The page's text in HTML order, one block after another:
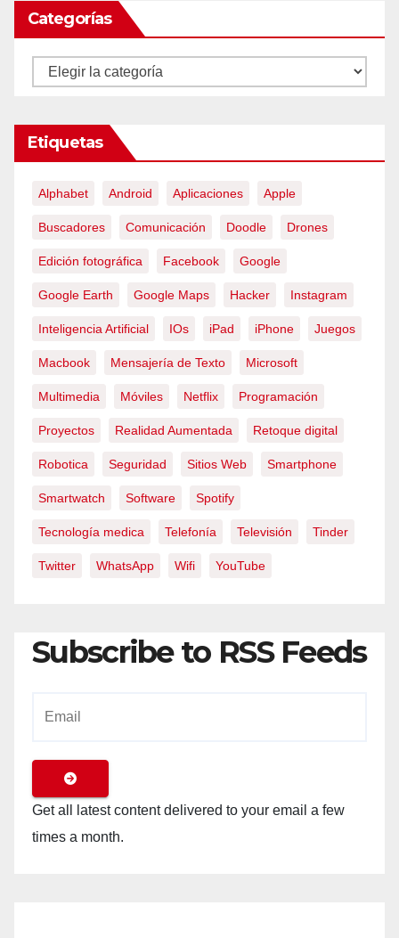
Categorías
Categorías
Etiquetas
Alphabet Android Aplicaciones Apple
Buscadores Comunicación Doodle Drones
Edición fotográfica Facebook Google
Google Earth Google Maps Hacker Instagram
Inteligencia Artificial IOs iPad iPhone Juegos
Macbook Mensajería de Texto Microsoft
Multimedia Móviles Netflix Programación
Proyectos Realidad Aumentada Retoque digital
Robotica Seguridad Sitios Web Smartphone
Smartwatch Software Spotify
Tecnología medica Telefonía Televisión Tinder
Twitter WhatsApp Wifi YouTube
Subscribe to RSS Feeds
Get all latest content delivered to your email a few
times a month.